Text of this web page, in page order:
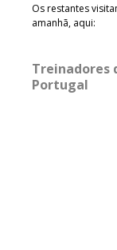
Os restantes
amanhã, aqui:
Treinadores
Portugal